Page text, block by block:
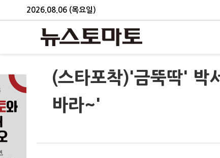
2026.08.06 (목요일)
(스타포착)'금뚝딱' 박
바라~'